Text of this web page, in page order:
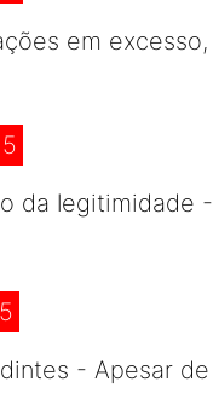
em
da legitimidade
- Apesar